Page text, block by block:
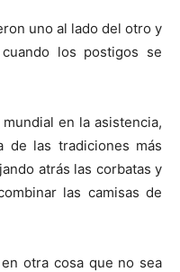
uno al lado del otro y
los postigos se
en la asistencia,
de las tradiciones más
atrás las corbatas y
las camisas de
otra cosa que no sea